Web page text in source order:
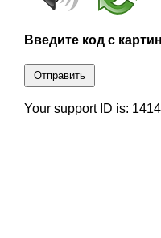
Введите код с
Отправить
Your support ID is: